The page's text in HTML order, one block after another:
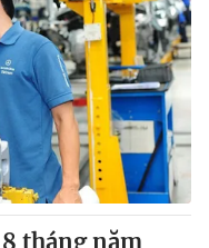
tháng năm